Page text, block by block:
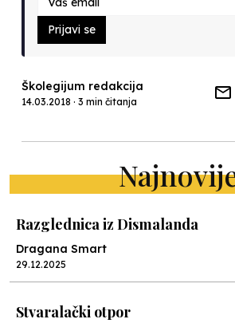
Prijavi se
Školegijum redakcija
14.03.2018 · 3 min čitanja
Razglednica iz Dismalanda
Dragana Smart
29.12.2025
Stvaralački otpor